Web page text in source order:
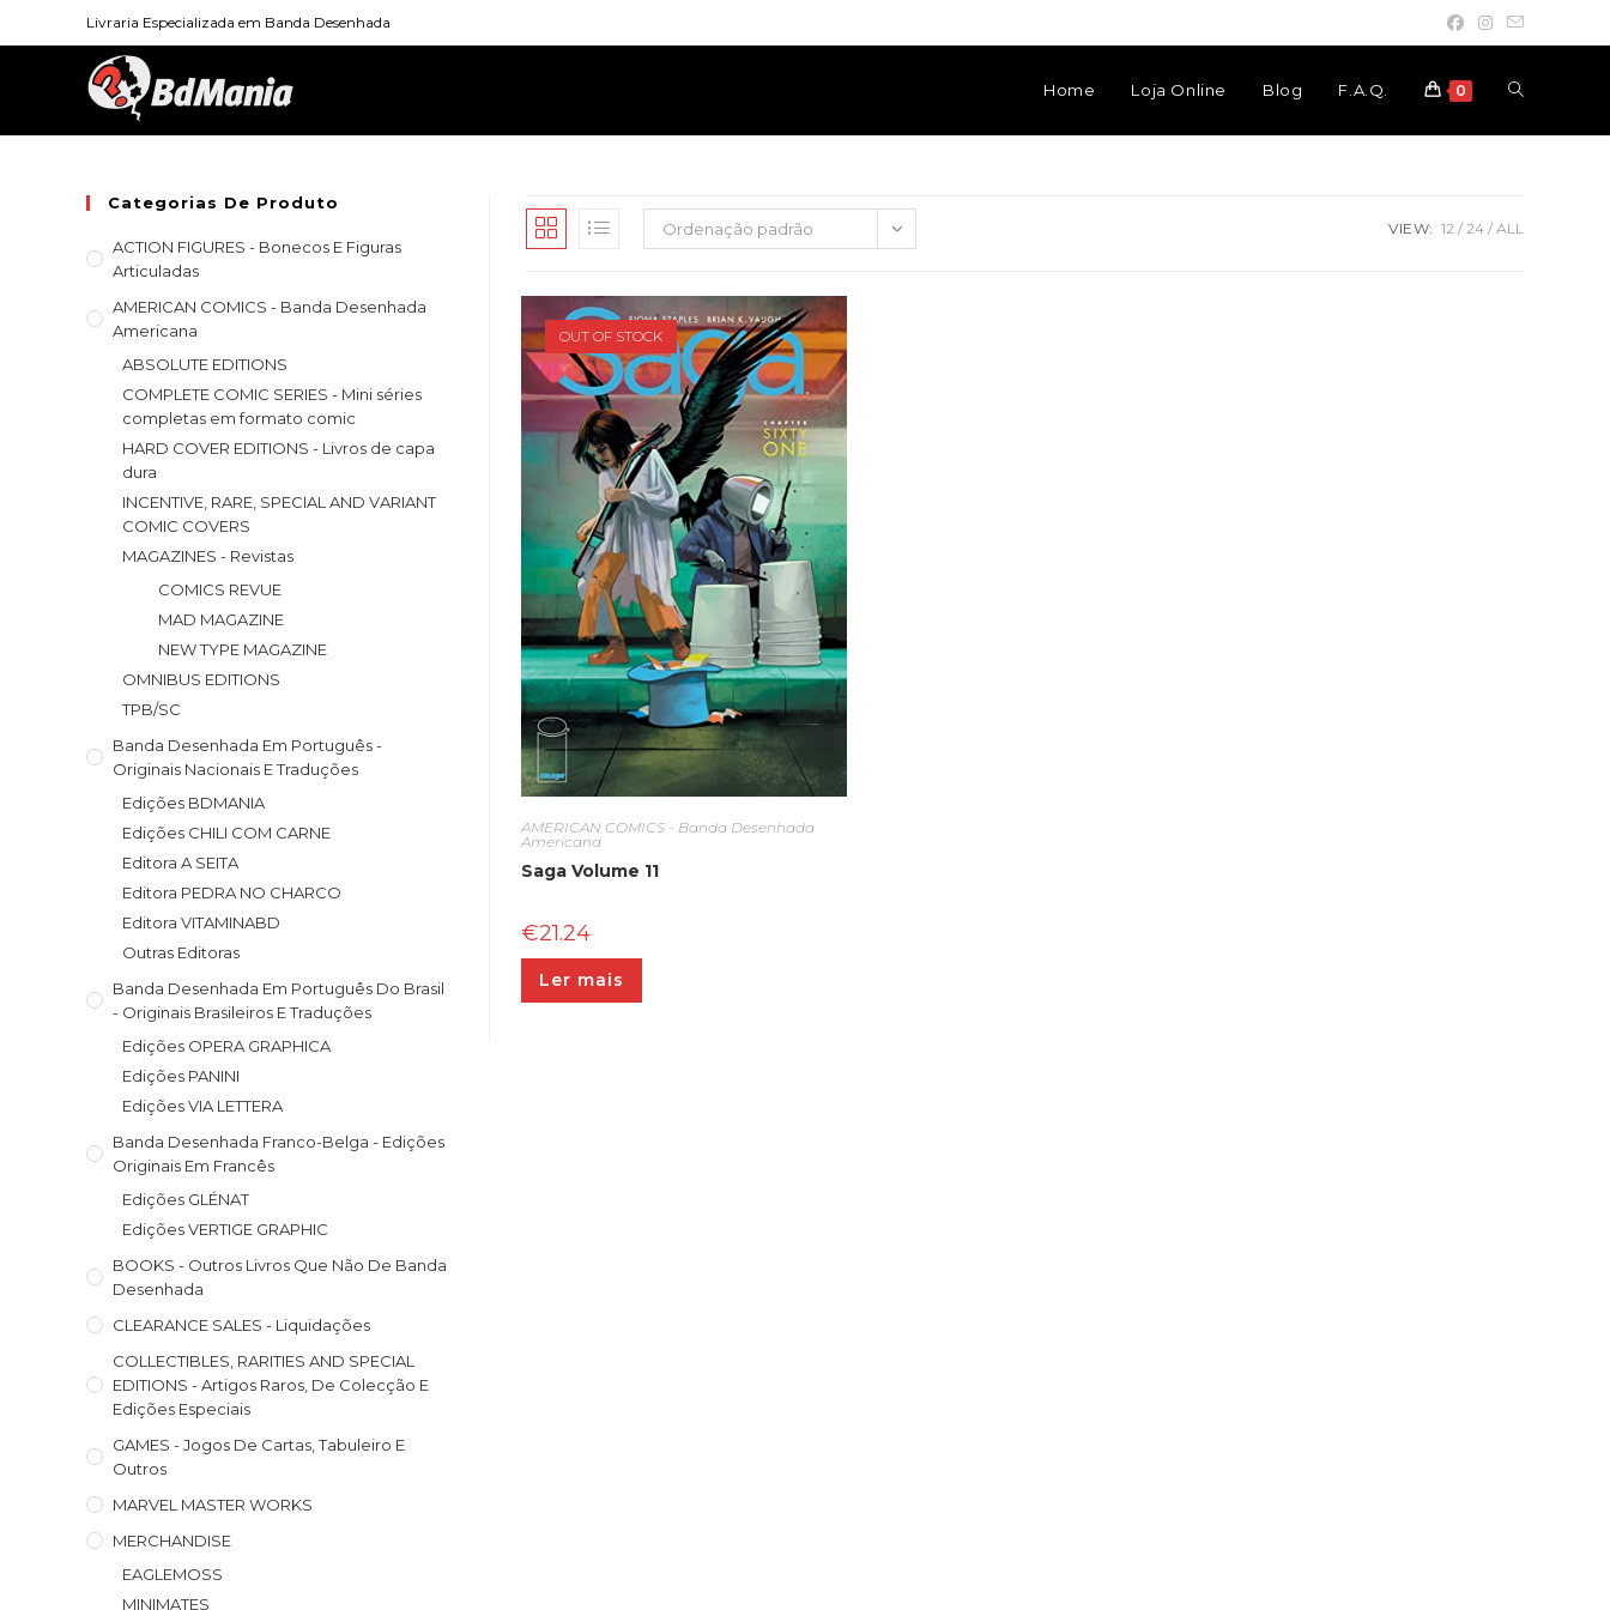
Livraria Especializada em Banda Desenhada
Home Loja Online Blog F.A.Q. 0 Toggle
Categorias De Produto
ACTION FIGURES - Bonecos E Figuras
Articuladas
AMERICAN COMICS - Banda Desenhada
Americana
ABSOLUTE EDITIONS
COMPLETE COMIC SERIES - Mini séries
completas em formato comic
HARD COVER EDITIONS - Livros de capa
dura
INCENTIVE, RARE, SPECIAL AND VARIANT
COMIC COVERS
MAGAZINES - Revistas
COMICS REVUE
MAD MAGAZINE
NEW TYPE MAGAZINE
OMNIBUS EDITIONS
TPB/SC
Banda Desenhada Em Português -
Originais Nacionais E Traduções
Edições BDMANIA
Edições CHILI COM CARNE
Editora A SEITA
Editora PEDRA NO CHARCO
Editora VITAMINABD
Outras Editoras
Banda Desenhada Em Português Do Brasil
- Originais Brasileiros E Traduções
Edições OPERA GRAPHICA
Edições PANINI
Edições VIA LETTERA
Banda Desenhada Franco-Belga - Edições
Originais Em Francês
Edições GLÉNAT
Edições VERTIGE GRAPHIC
BOOKS - Outros Livros Que Não De Banda
Desenhada
CLEARANCE SALES - Liquidações
COLLECTIBLES, RARITIES AND SPECIAL
EDITIONS - Artigos Raros, De Colecção E
Edições Especiais
GAMES - Jogos De Cartas, Tabuleiro E
Outros
MARVEL MASTER WORKS
MERCHANDISE
EAGLEMOSS
MINIMATES
Ordenação padrão VIEW: 12 24 ALL
OUT OF STOCK
AMERICAN COMICS - Banda Desenhada
Americana
Saga Volume 11
€21.24
Ler mais